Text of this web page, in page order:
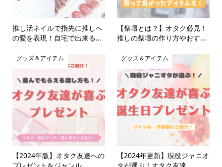
推し活ネイルで指先に推しへ
の愛を表現！自宅で出来る...
【祭壇とは？】オタク必見！
推しの祭壇の作り方やおす...
グッズ＆アイテム
【2024年版】オタク友達への
グッズ＆アイテム
【2024年更新】現役ジャニオ